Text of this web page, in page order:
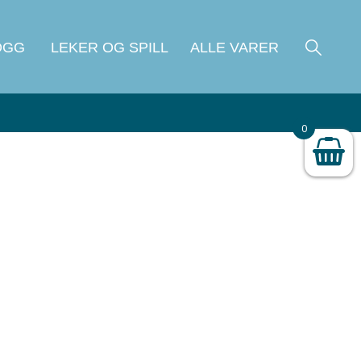
LEKER OG SPILL ALLE VARER
0